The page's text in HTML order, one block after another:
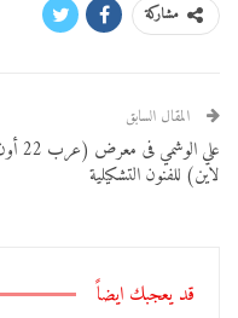
مشاركة
المقال السابق
علي الوشمي فى
لاين) للفنون التشكيلية
قد يعجبك ايضاً